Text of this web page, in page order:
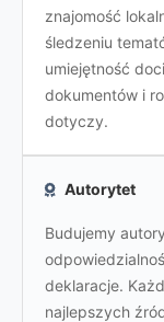
znajomość
śledzeniu
umiejętność
dokumentów i
dotyczy.
Autorytet
Budujemy
deklaracje.
najlepszych